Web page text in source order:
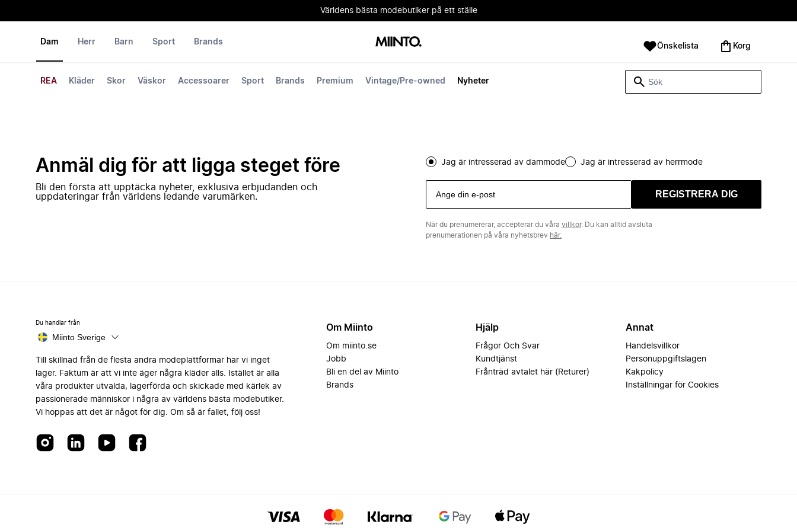
Världens bästa modebutiker på ett ställe
Dam
REA Kläder Skor Väskor Accessoarer Sport Brands Premium Vintage/Pre-owned Nyheter
Herr Barn Sport Brands Önskelista Korg
Anmäl dig för att ligga steget före
Bli den första att upptäcka nyheter, exklusiva erbjudanden och
uppdateringar från världens ledande varumärken.
Jag är intresserad av dammode Jag är intresserad av herrmode
REGISTRERA DIG
När du prenumererar, accepterar du våra villkor. Du kan alltid avsluta
prenumerationen på våra nyhetsbrev här.
Du handlar från
Miinto Sverige
Till skillnad från de flesta andra modeplattformar har vi inget
lager. Faktum är att vi inte äger några kläder alls. Istället är alla
våra produkter utvalda, lagerförda och skickade med kärlek av
passionerade människor i några av världens bästa modebutiker.
Vi hoppas att det är något för dig. Om så är fallet, följ oss!
Om Miinto
Om miinto.se
Jobb
Bli en del av Miinto
Brands
Hjälp
Frågor Och Svar
Kundtjänst
Frånträd avtalet här (Returer)
Annat
Handelsvillkor
Personuppgiftslagen
Kakpolicy
Inställningar för Cookies